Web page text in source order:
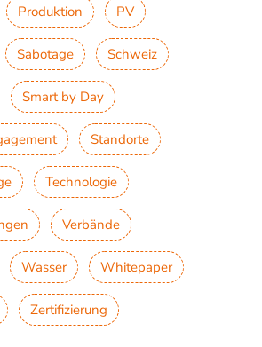
Produktion PV
Sabotage Schweiz
Smart by Day
Standorte
Technologie
Verbände
Wasser Whitepaper
Zertifizierung